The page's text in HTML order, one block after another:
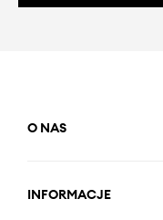
O NAS
INFORMACJE